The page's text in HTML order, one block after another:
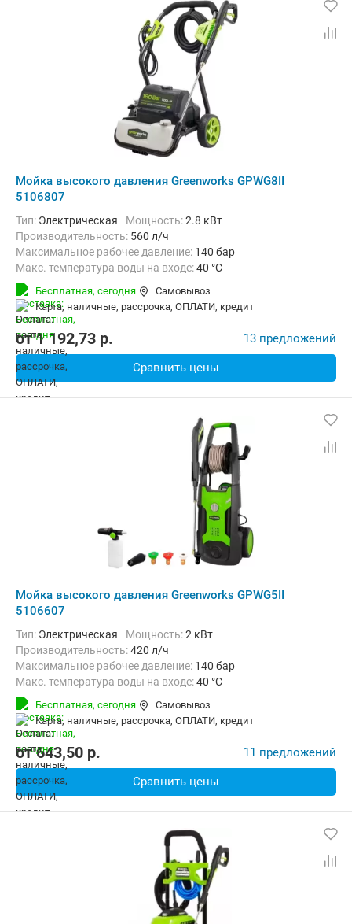
Мойка высокого давления Greenworks GPWG8II
5106807
Тип: Электрическая Мощность:2.8 кВт
Производительность: 560 л/ч
Максимальное рабочее давление: 140 бар
Макс. температура воды на входе:40 °C
Длина шланга высокого давления :
Бесплатная, сегодня
Самовывоз
карта, наличные, рассрочка, ОПЛАТИ, кредит
от1 192,73 p. 13 предложений
Сравнить цены
Мойка высокого давления Greenworks GPWG5II
5106607
Тип: Электрическая Мощность:2 кВт
Производительность:420 л/ч
Максимальное рабочее давление: 140 бар
Макс. температура воды на входе:40 °C
Длина шланга высокого давления :
Бесплатная, сегодня
Самовывоз
карта, наличные, рассрочка, ОПЛАТИ, кредит
от643,50 p. 11 предложений
Сравнить цены